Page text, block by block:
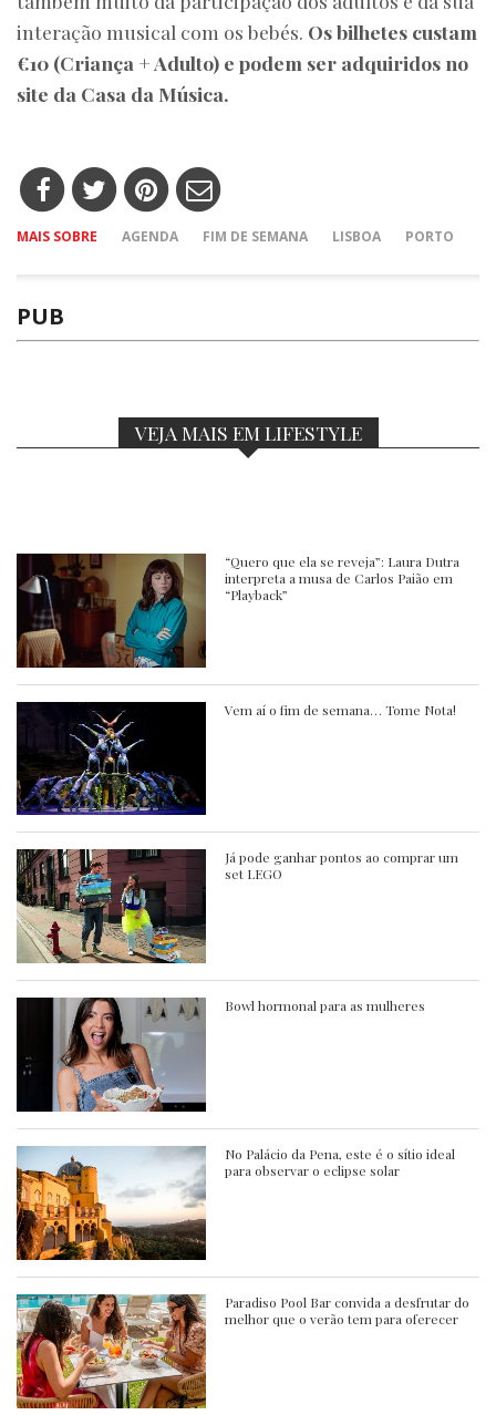
interação musical com os bebés. Os bilhetes custam
€10 (Criança + Adulto) e podem ser adquiridos no
site da Casa da Música.
MAIS SOBRE AGENDA FIM DE SEMANA LISBOA PORTO
PUB
VEJA MAIS EM LIFESTYLE
“Quero que ela se reveja”: Laura Dutra
interpreta a musa de Carlos Paião em
“Playback”
Vem aí o fim de semana… Tome Nota!
Já pode ganhar pontos ao comprar um
set LEGO
Bowl hormonal para as mulheres
No Palácio da Pena, este é o sítio ideal
para observar o eclipse solar
Paradiso Pool Bar convida a desfrutar do
melhor que o verão tem para oferecer